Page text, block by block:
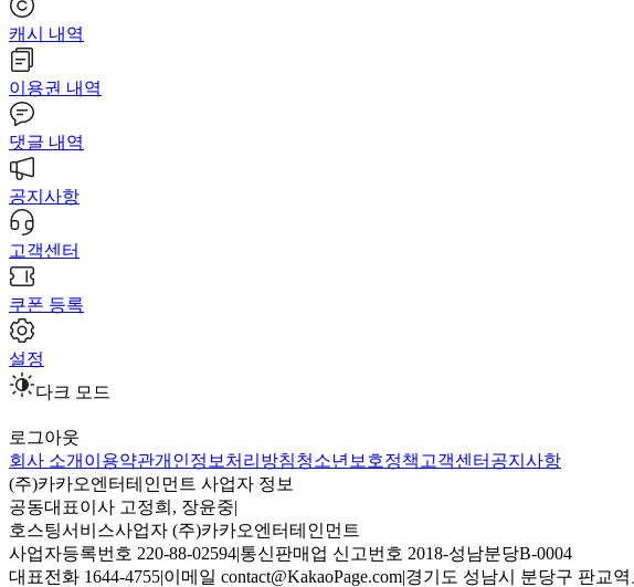
캐시 내역
이용권 내역
댓글 내역
공지사항
고객센터
쿠폰 등록
설정
다크 모드
로그아웃
회사 소개 이용약관개인정보처리방침청소년보호정책 고객센터 공지사항
(주)카카오엔터테인먼트 사업자 정보
공동대표이사 고정희, 장윤중|
호스팅서비스사업자 (주)카카오엔터테인먼트
사업자등록번호 220-88-02594|통신판매업 신고번호 2018-성남분당B-0004
대표전화 1644-4755|이메일 contact@KakaoPage.com|경기도 성남시 분당구 판교